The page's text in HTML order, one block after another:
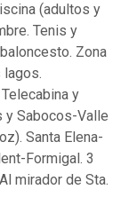
(adultos y
Tenis y
Zona
lagos.
y
y Sabocos-Valle
Santa Elena-
Formigal. 3
mirador de Sta.